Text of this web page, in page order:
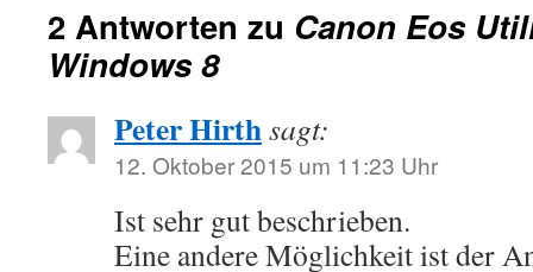
2 Antworten zu Canon Eos
Windows 8
Peter Hirthsagt:
12. Oktober 2015 um 11:23 Uhr
Ist sehr gut beschrieben.
Eine andere Möglichkeit ist der